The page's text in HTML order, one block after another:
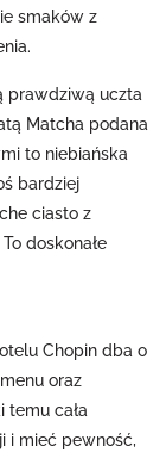
smaków z
prawdziwą uczta
Matcha podana
to niebiańska
bardziej
ciasto z
doskonałe
Chopin dba o
oraz
temu cała
i mieć pewność,